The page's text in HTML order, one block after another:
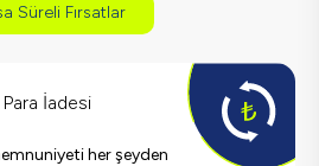
Süreli Fırsatlar
İadesi
her şeyden